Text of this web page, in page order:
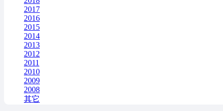
2017
2016
2015
2014
2013
2012
2011
2010
2009
2008
其它